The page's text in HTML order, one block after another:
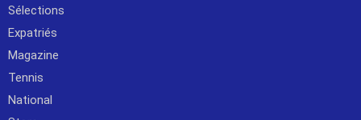
Sélections
Expatriés
Magazine
Tennis
National